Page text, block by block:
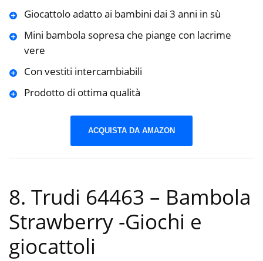
Giocattolo adatto ai bambini dai 3 anni in sù
Mini bambola sopresa che piange con lacrime
vere
Con vestiti intercambiabili
Prodotto di ottima qualità
ACQUISTA DA AMAZON
8. Trudi 64463 – Bambola
Strawberry -Giochi e
giocattoli